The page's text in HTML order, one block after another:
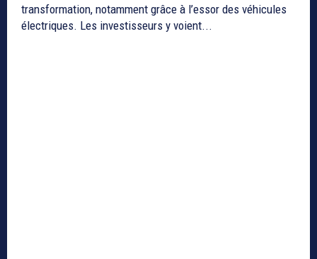
transformation, notamment grâce à l’essor des véhicules
électriques. Les investisseurs y voient...